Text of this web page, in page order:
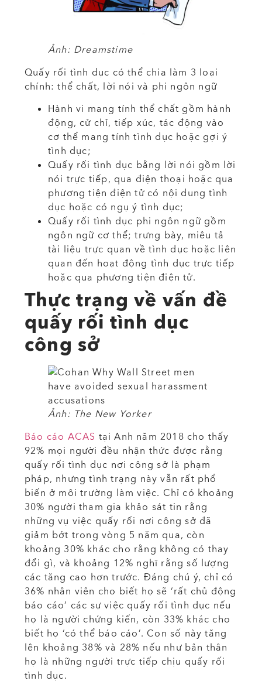
Ảnh: Dreamstime
Quấy rối tình dục có thể chia làm 3 loại
chính: thể chất, lời nói và phi ngôn ngữ
Hành vi mang tính thể chất gồm hành
động, cử chỉ, tiếp xúc, tác động vào
cơ thể mang tính tình dục hoặc gợi ý
tình dục;
Quấy rối tình dục bằng lời nói gồm lời
nói trực tiếp, qua điện thoại hoặc qua
phương tiện điện tử có nội dung tình
dục hoặc có ngụ ý tình dục;
Quấy rối tình dục phi ngôn ngữ gồm
ngôn ngữ cơ thể; trưng bày, miêu tả
tài liệu trực quan về tình dục hoặc liên
quan đến hoạt động tình dục trực tiếp
hoặc qua phương tiện điện tử.
Thực trạng về vấn đề
quấy rối tình dục
công sở
Ảnh: The New Yorker
Báo cáo ACAS tại Anh năm 2018 cho thấy
92% mọi người đều nhận thức được rằng
quấy rối tình dục nơi công sở là phạm
pháp, nhưng tình trạng này vẫn rất phổ
biến ở môi trường làm việc. Chỉ có khoảng
30% người tham gia khảo sát tin rằng
những vụ việc quấy rối nơi công sở đã
giảm bớt trong vòng 5 năm qua, còn
khoảng 30% khác cho rằng không có thay
đổi gì, và khoảng 12% nghĩ rằng số lượng
các tăng cao hơn trước. Đáng chú ý, chỉ có
36% nhân viên cho biết họ sẽ ‘rất chủ động
báo cáo’ các sự việc quấy rối tình dục nếu
họ là người chứng kiến, còn 33% khác cho
biết họ ‘có thể báo cáo’. Con số này tăng
lên khoảng 38% và 28% nếu như bản thân
họ là những người trực tiếp chịu quấy rối
tình dục.